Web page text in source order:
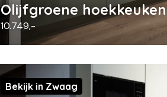
Olijfgroene hoekkeuken
10.749,-
Bekijk in Zwaag